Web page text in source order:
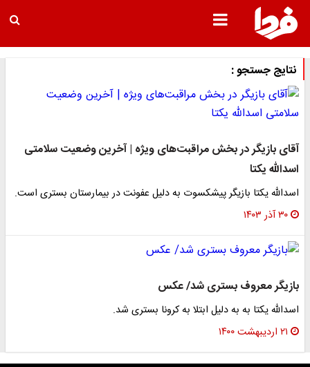
نتایج جستجو :
آقای بازیگر در بخش مراقبت‌های ویژه | آخرین وضعیت سلامتی
اسدالله یکتا
اسدالله یکتا بازیگر پیشکسوت به دلیل عفونت در بیمارستان بستری است.
۳۰ آذر ۱۴۰۳
بازیگر معروف بستری شد/ عکس
اسدالله یکتا به به دلیل ابتلا به کرونا بستری شد.
۲۱ اردیبهشت ۱۴۰۰